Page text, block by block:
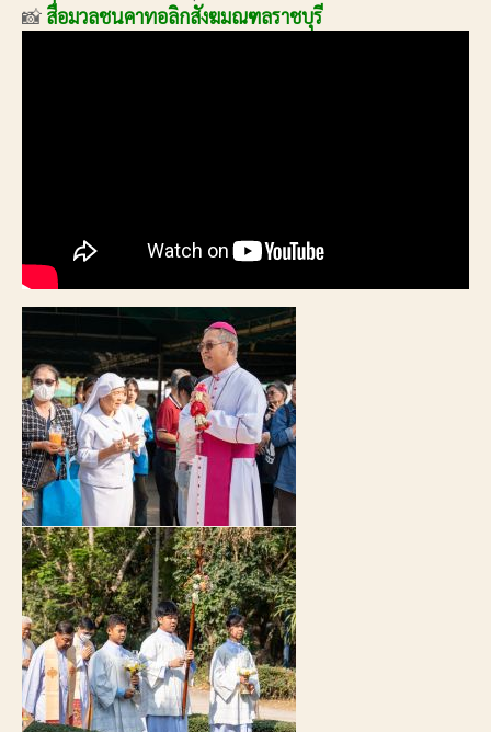
📸 สื่อมวลชนคาทอลิกสังฆมณฑลราชบุรี